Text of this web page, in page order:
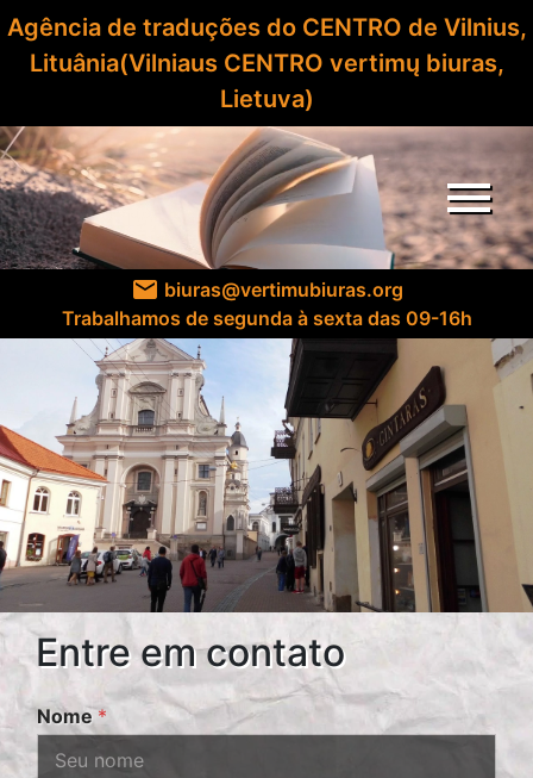
Agência de traduções do CENTRO de Vilnius,
Lituânia(Vilniaus CENTRO vertimų biuras,
Lietuva)
menu
email biuras@vertimubiuras.org
Trabalhamos de segunda à sexta das 09-16h
Entre em contato
Nome*